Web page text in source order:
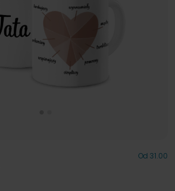
Od 31.00